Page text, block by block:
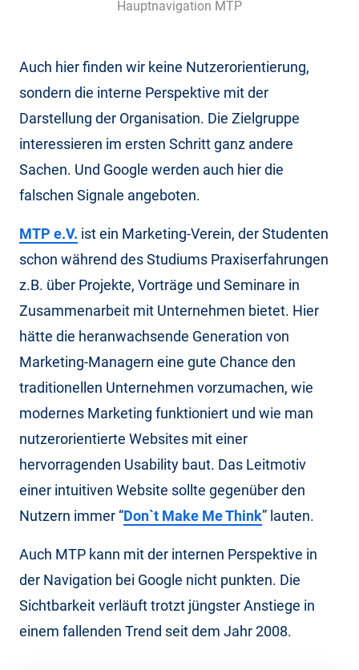
Hauptnavigation MTP
Auch hier finden wir keine Nutzerorientierung,
sondern die interne Perspektive mit der
Darstellung der Organisation. Die Zielgruppe
interessieren im ersten Schritt ganz andere
Sachen. Und Google werden auch hier die
falschen Signale angeboten.
MTP e.V. ist ein Marketing-Verein, der Studenten
schon während des Studiums Praxiserfahrungen
z.B. über Projekte, Vorträge und Seminare in
Zusammenarbeit mit Unternehmen bietet. Hier
hätte die heranwachsende Generation von
Marketing-Managern eine gute Chance den
traditionellen Unternehmen vorzumachen, wie
modernes Marketing funktioniert und wie man
nutzerorientierte Websites mit einer
hervorragenden Usability baut. Das Leitmotiv
einer intuitiven Website sollte gegenüber den
Nutzern immer “Don`t Make Me Think” lauten.
Auch MTP kann mit der internen Perspektive in
der Navigation bei Google nicht punkten. Die
Sichtbarkeit verläuft trotzt jüngster Anstiege in
einem fallenden Trend seit dem Jahr 2008.